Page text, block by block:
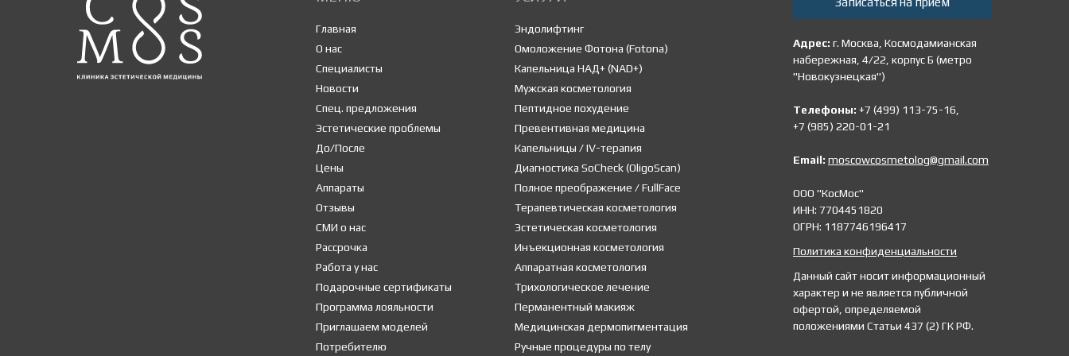
Главная
О нас
Специалисты
Новости
Спец. предложения
Эстетические проблемы
До/После
Цены
Аппараты
Отзывы
СМИ о нас
Рассрочка
Работа у нас
Подарочные сертификаты
Программа лояльности
Приглашаем моделей
Потребителю
Эндолифтинг
Омоложение Фотона (Fotona)
Капельница НАД+ (NAD+)
Мужская косметология
Пептидное похудение
Превентивная медицина
Капельницы / IV-терапия
Диагностика SoCheck (OligoScan)
Полное преображение / FullFace
Терапевтическая косметология
Эстетическая косметология
Инъекционная косметология
Аппаратная косметология
Трихологическое лечение
Перманентный макияж
Медицинская дермопигментация
Ручные процедуры по телу
Адрес: г. Москва, Космодамианская
набережная, 4/22, корпус Б (метро
"Новокузнецкая")
Телефоны: +7 (499) 113-75-16,
+7 (985) 220-01-21
Email: moscowcosmetolog@gmail.com
ООО "КосМос"
ИНН: 7704451820
ОГРН: 1187746196417
Политика конфиденциальности
Данный сайт носит информационный
характер и не является публичной
офертой, определяемой
положениями Статьи 437 (2) ГК РФ.